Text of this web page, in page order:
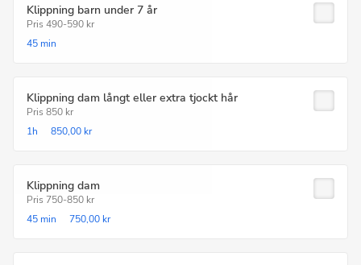
Klippning barn under 7 år
Pris 490-590 kr
45 min
Klippning dam långt eller extra tjockt hår
Pris 850 kr
1h
850,00 kr
Klippning dam
Pris 750-850 kr
45 min
750,00 kr